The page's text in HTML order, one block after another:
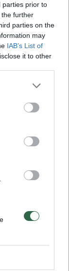
parties prior to
further
parties on the
may
IAB’s List of
it to other
00:03:23
specialistai
atverti
primena,
00:02:26
tačiau
moksleiviai ir